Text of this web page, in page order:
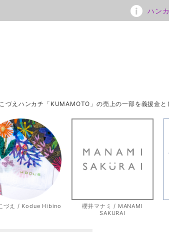
ハン
づえハンカチ「KUMAMOTO」の売上の一部を義援金と
づえ / Kodue Hibino
櫻井マナミ / MANAMI
SAKURAI